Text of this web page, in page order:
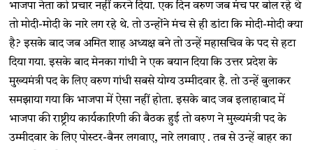
भाजपा नेता को प्रचार नहीं करने दिया. एक दिन वरुण जब मंच पर बोल रहे थे
तो मोदी-मोदी के नारे लग रहे थे. तो उन्होंने मंच से ही डांटा कि मोदी-मोदी क्या
है? इसके बाद जब अमित शाह अध्यक्ष बने तो उन्हें महासचिव के पद से हटा
दिया गया. इसके बाद मेनका गांधी ने एक बयान दिया कि उत्तर प्रदेश के
मुख्यमंत्री पद के लिए वरुण गांधी सबसे योग्य उम्मीदवार है. तो उन्हें बुलाकर
समझाया गया कि भाजपा में ऐसा नहीं होता. इसके बाद जब इलाहाबाद में
भाजपा की राष्ट्रीय कार्यकारिणी की बैठक हुई तो वरुण ने मुख्यमंत्री पद के
उम्मीदवार के लिए पोस्टर-बैनर लगवाए, नारे लगवाए . तब से उन्हें बाहर का